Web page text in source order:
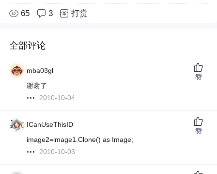
65 3 打赏
全部评论
mba03gl
谢谢了
2010-10-04
赞
ICanUseThisID
image2=image1.Clone() as Image;
2010-10-03
赞